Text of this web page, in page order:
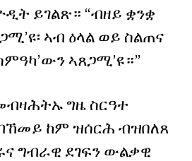
ይገልጽ። “ብዘይ ቋንቋ
ኣብ ዕላል ወይ ስልጠና
ኣጸጋሚ’ዩ።”
ግዜ ስርዓተ
ከም ዝሰርሕ ብዝበለጸ
ግብራዊ ደገፍን ውልቃዊ